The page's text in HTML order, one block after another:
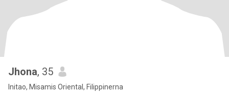
Jhona, 35
Initao, Misamis Oriental, Filippinerna